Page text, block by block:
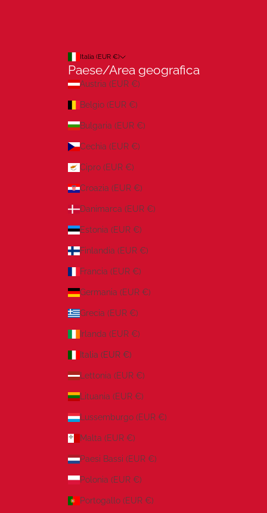
Italia (EUR €)
Paese/Area geografica
Austria (EUR €)
Belgio (EUR €)
Bulgaria (EUR €)
Cechia (EUR €)
Cipro (EUR €)
Croazia (EUR €)
Danimarca (EUR €)
Estonia (EUR €)
Finlandia (EUR €)
Francia (EUR €)
Germania (EUR €)
Grecia (EUR €)
Irlanda (EUR €)
Italia (EUR €)
Lettonia (EUR €)
Lituania (EUR €)
Lussemburgo (EUR €)
Malta (EUR €)
Paesi Bassi (EUR €)
Polonia (EUR €)
Portogallo (EUR €)